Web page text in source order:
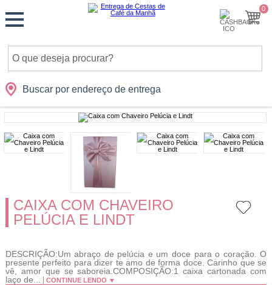
0
Buscar por endereço de entrega
Cidades Presentes Datas Shopping
Monte
sua
Cesta
CAIXA COM CHAVEIRO
PELÚCIA E LINDT
DESCRIÇÃO:Um abraço de pelúcia e um doce para o coração. O
presente perfeito para dizer te amo de forma doce. Carinho que se
vê, amor que se saboreia.COMPOSIÇÃO:1 caixa cartonada com
laço de...
CONTINUE LENDO ▼